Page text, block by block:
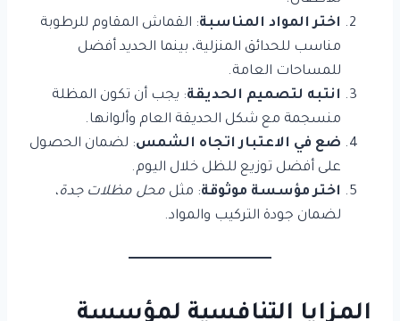
اختر المواد المناسبة: القماش المقاوم للرطوبة
مناسب للحدائق المنزلية، بينما الحديد أفضل
للمساحات العامة.
انتبه لتصميم الحديقة: يجب أن تكون المظلة
منسجمة مع شكل الحديقة العام وألوانها.
ضع في الاعتبار اتجاه الشمس: لضمان الحصول
على أفضل توزيع للظل خلال اليوم.
اختر مؤسسة موثوقة: مثل محل مظلات جدة،
لضمان جودة التركيب والمواد.
المزايا التنافسية لمؤسسة